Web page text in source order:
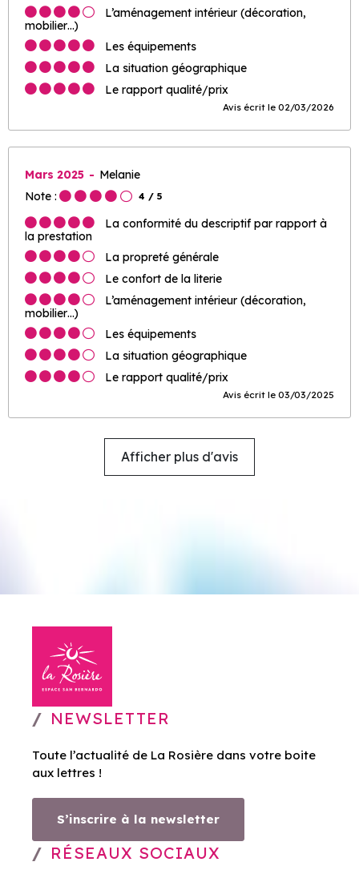
L’aménagement intérieur (décoration,
mobilier…)
Les équipements
La situation géographique
Le rapport qualité/prix
Avis écrit le 02/03/2026
Mars 2025
Melanie
Note :
4 / 5
La conformité du descriptif par rapport à
la prestation
La propreté générale
Le confort de la literie
L’aménagement intérieur (décoration,
mobilier…)
Les équipements
La situation géographique
Le rapport qualité/prix
Avis écrit le 03/03/2025
Afficher plus d'avis
NEWSLETTER
Toute l’actualité de La Rosière dans votre boite
aux lettres !
S’inscrire à la newsletter
RÉSEAUX SOCIAUX